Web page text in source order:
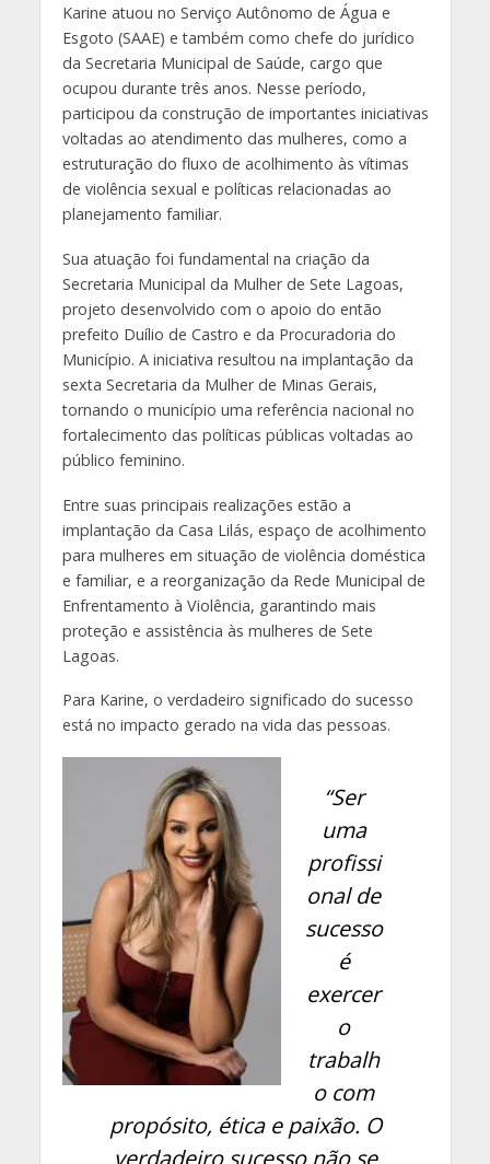
Karine atuou no Serviço Autônomo de Água e
Esgoto (SAAE) e também como chefe do jurídico
da Secretaria Municipal de Saúde, cargo que
ocupou durante três anos. Nesse período,
participou da construção de importantes iniciativas
voltadas ao atendimento das mulheres, como a
estruturação do fluxo de acolhimento às vítimas
de violência sexual e políticas relacionadas ao
planejamento familiar.
Sua atuação foi fundamental na criação da
Secretaria Municipal da Mulher de Sete Lagoas,
projeto desenvolvido com o apoio do então
prefeito Duílio de Castro e da Procuradoria do
Município. A iniciativa resultou na implantação da
sexta Secretaria da Mulher de Minas Gerais,
tornando o município uma referência nacional no
fortalecimento das políticas públicas voltadas ao
público feminino.
Entre suas principais realizações estão a
implantação da Casa Lilás, espaço de acolhimento
para mulheres em situação de violência doméstica
e familiar, e a reorganização da Rede Municipal de
Enfrentamento à Violência, garantindo mais
proteção e assistência às mulheres de Sete
Lagoas.
Para Karine, o verdadeiro significado do sucesso
está no impacto gerado na vida das pessoas.
“Ser
uma
profissi
onal de
sucesso
é
exercer
o
trabalh
o com
propósito, ética e paixão. O